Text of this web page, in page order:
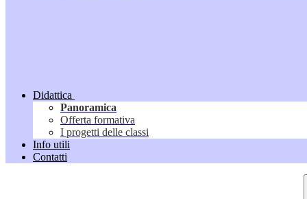
Didattica
Panoramica
Offerta formativa
I progetti delle classi
Info utili
Contatti